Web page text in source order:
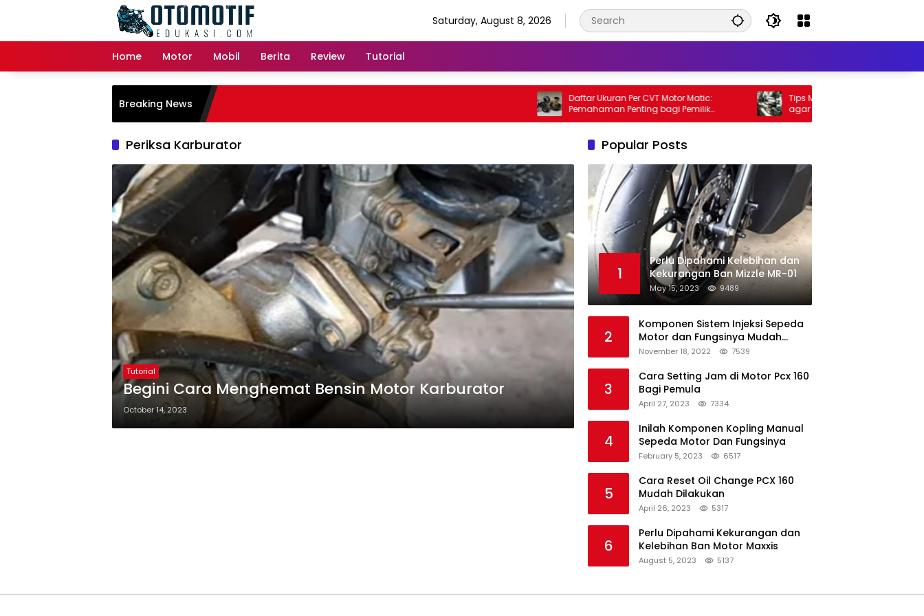
Saturday, August 8, 2026
Home Motor Mobil Berita Review Tutorial
Breaking News
Daftar Ukuran Per CVT Motor Matic:
Pemahaman Penting bagi Pemilik
Kendaraan
Tips Meningkatkan Performa Motor
agar Lebih Kencang
Periksa Karburator
Tutorial
Begini Cara Menghemat Bensin Motor Karburator
October 14, 2023
Popular Posts
1
Perlu Dipahami Kelebihan dan
Kekurangan Ban Mizzle MR-01
May 15, 2023 9489
2
Komponen Sistem Injeksi Sepeda
Motor dan Fungsinya Mudah
Untuk Dipahami
November 18, 2022 7539
3
Cara Setting Jam di Motor Pcx 160
Bagi Pemula
April 27, 2023 7334
4
Inilah Komponen Kopling Manual
Sepeda Motor Dan Fungsinya
February 5, 2023 6517
5
Cara Reset Oil Change PCX 160
Mudah Dilakukan
April 26, 2023 5317
6
Perlu Dipahami Kekurangan dan
Kelebihan Ban Motor Maxxis
August 5, 2023 5137